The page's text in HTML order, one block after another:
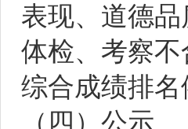
表现、道德
体检、考察
综合成绩排名
（四）公示